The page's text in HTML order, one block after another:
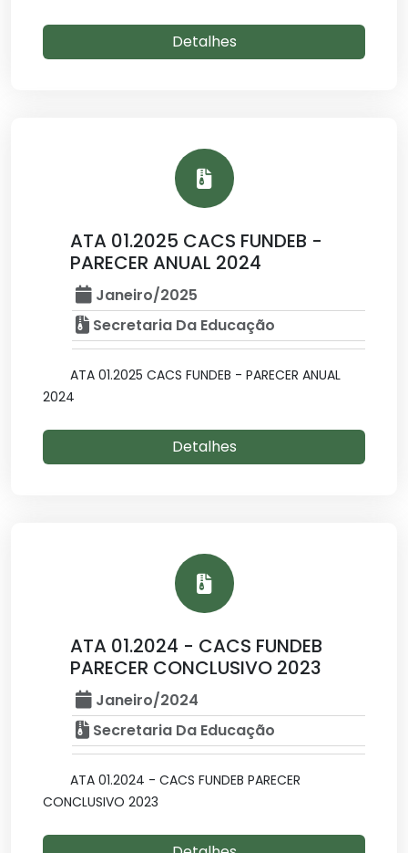
Detalhes
ATA 01.2025 CACS FUNDEB -
PARECER ANUAL 2024
Janeiro/2025
Secretaria Da Educação
ATA 01.2025 CACS FUNDEB - PARECER ANUAL
2024
Detalhes
ATA 01.2024 - CACS FUNDEB
PARECER CONCLUSIVO 2023
Janeiro/2024
Secretaria Da Educação
ATA 01.2024 - CACS FUNDEB PARECER
CONCLUSIVO 2023